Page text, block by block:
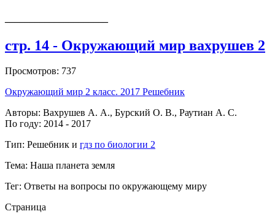
стр. 14 - Окружающий мир вахрушев 2
Просмотров: 737
Окружающий мир 2 класс. 2017 Решебник
Авторы: Вахрушев А. А., Бурский О. В., Раутиан А. С.
По году: 2014 - 2017
Тип: Решебник и гдз по биологии 2
Тема: Наша планета земля
Тег: Ответы на вопросы по окружающему миру
Страница